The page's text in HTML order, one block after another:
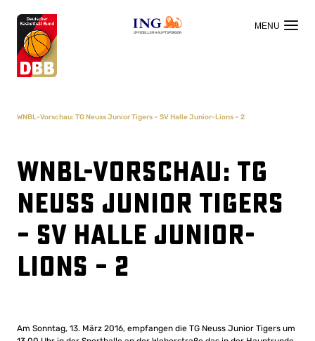
OFFIZIELLER HAUPTSPONSOR
WNBL-Vorschau: TG Neuss Junior Tigers – SV Halle Junior-Lions – 2
WNBL-Vorschau: TG
Neuss Junior Tigers
– SV Halle Junior-
Lions – 2
Am Sonntag, 13. März 2016, empfangen die TG Neuss Junior Tigers um